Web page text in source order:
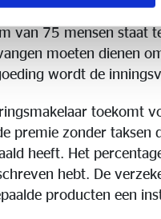
de beste voorstellen
van 75 mensen staat
moeten dienen
wordt de
toekomt
premie zonder taksen
heeft. Het
hebt. De
producten een